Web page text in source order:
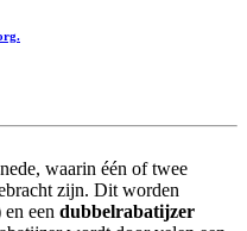
waarin één of twee
zijn. Dit worden
en een dubbelrabatijzer